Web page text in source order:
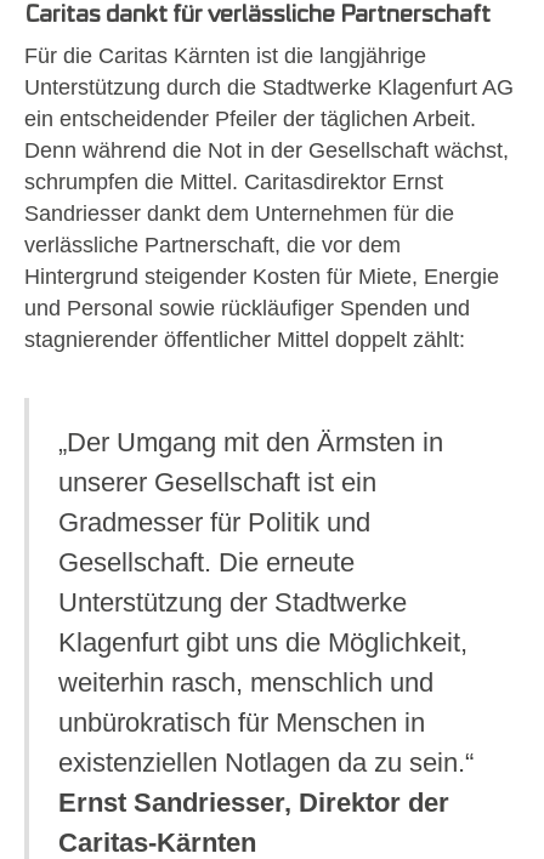
Caritas dankt für verlässliche Partnerschaft
Für die Caritas Kärnten ist die langjährige
Unterstützung durch die Stadtwerke Klagenfurt AG
ein entscheidender Pfeiler der täglichen Arbeit.
Denn während die Not in der Gesellschaft wächst,
schrumpfen die Mittel. Caritasdirektor Ernst
Sandriesser dankt dem Unternehmen für die
verlässliche Partnerschaft, die vor dem
Hintergrund steigender Kosten für Miete, Energie
und Personal sowie rückläufiger Spenden und
stagnierender öffentlicher Mittel doppelt zählt:
„Der Umgang mit den Ärmsten in
unserer Gesellschaft ist ein
Gradmesser für Politik und
Gesellschaft. Die erneute
Unterstützung der Stadtwerke
Klagenfurt gibt uns die Möglichkeit,
weiterhin rasch, menschlich und
unbürokratisch für Menschen in
existenziellen Notlagen da zu sein.“
Ernst Sandriesser, Direktor der
Caritas-Kärnten